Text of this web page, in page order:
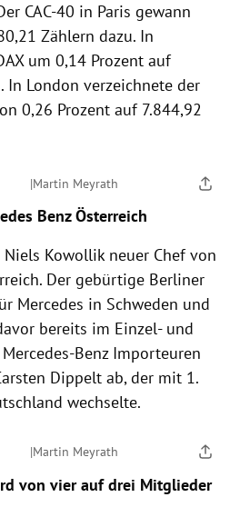
CAC-40 in Paris gewann
Zählern dazu. In
um 0,14 Prozent auf
In London verzeichnete der
0,26 Prozent auf 7.844,92
|Martin Meyrath
Benz Österreich
Kowollik neuer Chef von
Der gebürtige Berliner
Mercedes in Schweden und
bereits im Einzel- und
Benz Importeuren
Dippelt ab, der mit 1.
wechselte.
|Martin Meyrath
von vier auf drei Mitglieder